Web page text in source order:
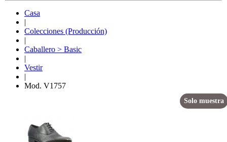
Casa
|
Colecciones (Producción)
|
Caballero > Basic
|
Vestir
|
Mod. V1757
Solo muestra